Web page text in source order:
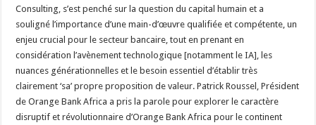
Consulting, s’est penché sur la question du capital humain et a
souligné l’importance d’une main-d’œuvre qualifiée et compétente, un
enjeu crucial pour le secteur bancaire, tout en prenant en
considération l’avènement technologique [notamment le IA], les
nuances générationnelles et le besoin essentiel d’établir très
clairement ‘sa’ propre proposition de valeur. Patrick Roussel, Président
de Orange Bank Africa a pris la parole pour explorer le caractère
disruptif et révolutionnaire d’Orange Bank Africa pour le continent